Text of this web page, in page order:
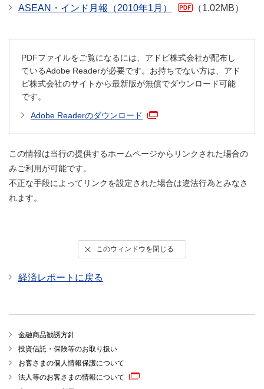
ASEAN・インド月報（2010年1月）
（1.02MB）
PDFファイルをご覧になるには、アドビ株式会社が配布し
ているAdobe Readerが必要です。お持ちでない方は、アド
ビ株式会社のサイトから最新版が無償でダウンロード可能
です。
Adobe Readerのダウンロード
この情報は当行の提供するホームページからリンクされた場合の
みご利用が可能です。
不正な手段によってリンクを設定された場合は違法行為とみなさ
れます。
このウィンドウを閉じる
経済レポートに戻る
金融商品勧誘方針
投資信託・保険等のお取り扱い
お客さまの個人情報保護について
法人等のお客さまの情報について